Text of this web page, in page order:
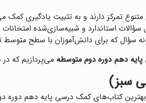
تمرکز دارند و به تثبیت یادگیری کمک
استاندارد و شبیه‌سازی‌شده
سؤال که برای دانش‌آموزان با سطح
دهم دوره دوم متوسطه می‌پردازیم که
سبز)
کتاب‌های کمک درسی پایه دهم